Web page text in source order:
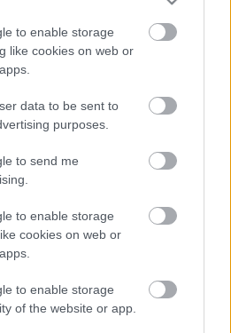
to enable storage
like cookies on web or
data to be sent to
purposes.
to send me
to enable storage
cookies on web or
to enable storage
of the website or app.
egyéniségeknek állít
Maurice Chevalier,
Brel. Felcsendülő
megelevenedik
évben számos hazai és
sikerrel mutatta be a belga
a társulat fiatal
Lászlókészítette a kitűnő
zenepedagógus tiszteletére. A
tartották. Azóta a
szép hazai és